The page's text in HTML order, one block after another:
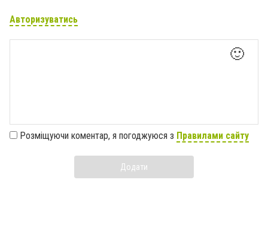
Авторизуватись
🙂
Розміщуючи коментар, я погоджуюся з Правилами сайту
Додати